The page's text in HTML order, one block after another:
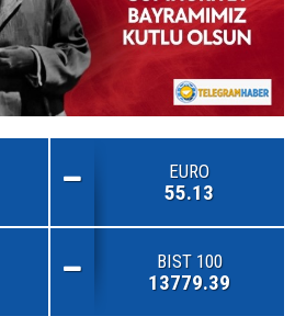
EURO
55.13
BIST 100
13779.39